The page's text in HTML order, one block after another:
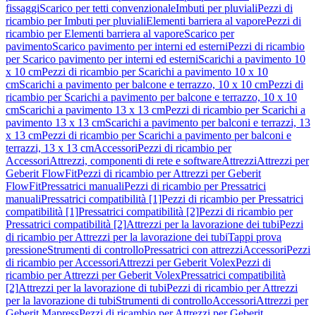
fissaggiScarico per tetti convenzionaleImbuti per pluvialiPezzi di
ricambio per Imbuti per pluvialiElementi barriera al vaporePezzi di
ricambio per Elementi barriera al vaporeScarico per
pavimentoScarico pavimento per interni ed esterniPezzi di ricambio
per Scarico pavimento per interni ed esterniScarichi a pavimento 10
x 10 cmPezzi di ricambio per Scarichi a pavimento 10 x 10
cmScarichi a pavimento per balcone e terrazzo, 10 x 10 cmPezzi di
ricambio per Scarichi a pavimento per balcone e terrazzo, 10 x 10
cmScarichi a pavimento 13 x 13 cmPezzi di ricambio per Scarichi a
pavimento 13 x 13 cmScarichi a pavimento per balconi e terrazzi, 13
x 13 cmPezzi di ricambio per Scarichi a pavimento per balconi e
terrazzi, 13 x 13 cmAccessoriPezzi di ricambio per
AccessoriAttrezzi, componenti di rete e softwareAttrezziAttrezzi per
Geberit FlowFitPezzi di ricambio per Attrezzi per Geberit
FlowFitPressatrici manualiPezzi di ricambio per Pressatrici
manualiPressatrici compatibilità [1]Pezzi di ricambio per Pressatrici
compatibilità [1]Pressatrici compatibilità [2]Pezzi di ricambio per
Pressatrici compatibilità [2]Attrezzi per la lavorazione dei tubiPezzi
di ricambio per Attrezzi per la lavorazione dei tubiTappi prova
pressioneStrumenti di controlloPressatrici con attrezziAccessoriPezzi
di ricambio per AccessoriAttrezzi per Geberit VolexPezzi di
ricambio per Attrezzi per Geberit VolexPressatrici compatibilità
[2]Attrezzi per la lavorazione di tubiPezzi di ricambio per Attrezzi
per la lavorazione di tubiStrumenti di controlloAccessoriAttrezzi per